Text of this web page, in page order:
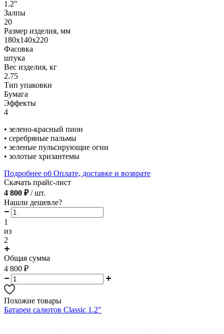
1.2"
Залпы
20
Размер изделия, мм
180х140х220
Фасовка
штука
Вес изделия, кг
2.75
Тип упаковки
Бумага
Эффекты
4
• зелено-красный пион
• серебряные пальмы
• зеленые пульсирующие огни
• золотые хризантемы
Подробнее об Оплате, доставке и возврате
Скачать прайс-лист
4 800 ₽ / шт.
Нашли дешевле?
1
из
2
Общая сумма
4 800 ₽
Похожие товары
Батареи салютов Classic 1.2"